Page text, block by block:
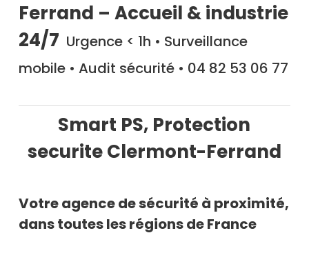
Ferrand – Accueil & industrie
24/7 Urgence < 1h • Surveillance
mobile • Audit sécurité • 04 82 53 06 77
Smart PS, Protection
securite Clermont-Ferrand
Votre agence de sécurité à proximité,
dans toutes les régions de France